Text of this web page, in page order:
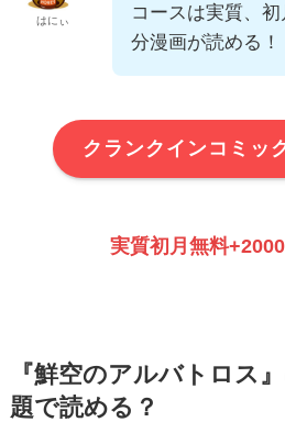
はにぃ
コースは実質、
分漫画が読める！
クランクインコミッ
実質初月無料
『鮮空のアルバトロス
題で読める？